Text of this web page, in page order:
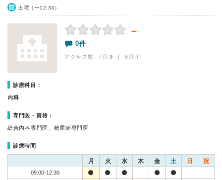
土曜（〜12:30）
－
0件
アクセス数 7月:9 | 6月:7
診療科目：
内科
専門医・資格：
総合内科専門医、糖尿病専門医
診療時間
月 火 水 木 金 土 日 祝
09:00-12:30